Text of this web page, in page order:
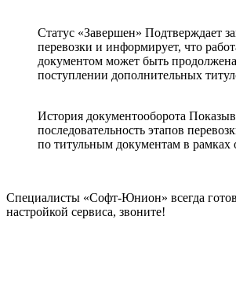
Статус «Завершен» Подтверждает
перевозки и информирует, что
документом может быть
поступлении дополнительных
История документооборота
последовательность этапов
по титульным документам в
Специалисты «Софт-Юнион» всегда
настройкой сервиса, звоните!